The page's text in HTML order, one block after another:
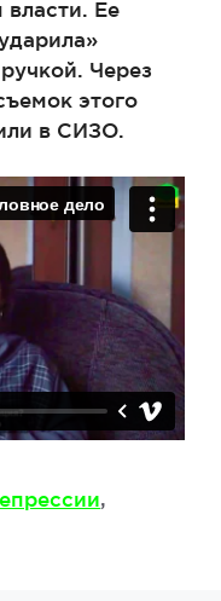
власти. Ее
Через
этого
в СИЗО.
,